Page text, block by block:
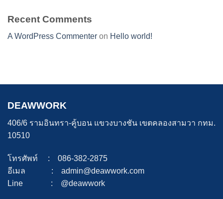
Recent Comments
A WordPress Commenter on Hello world!
DEAWWORK
406/6 รามอินทรา-คู้บอน แขวงบางชัน เขตคลองสามวา กทม.
10510
โทรศัพท์ : 086-382-2875
อีเมล : admin@deawwork.com
Line : @deawwork